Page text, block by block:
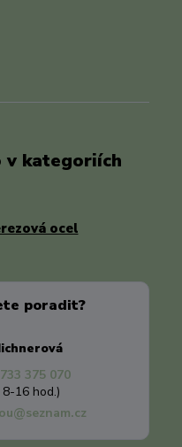
v kategoriích
ocel
poradit?
375 070
8-16 hod.)